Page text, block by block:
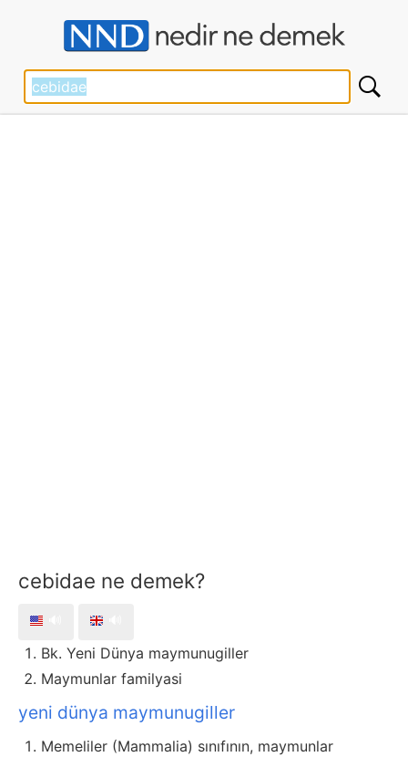
cebidae ne demek?
Bk. Yeni Dünya maymunugiller
Maymunlar familyasi
yeni dünya maymunugiller
Memeliler (Mammalia) sınıfının, maymunlar